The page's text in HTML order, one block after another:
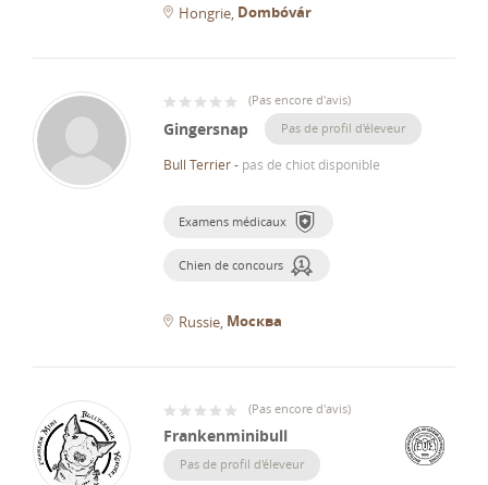
Hongrie Dombóvár
(Pas encore d'avis)
Gingersnap Pas de profil d'éleveur
Bull Terrier- pas de chiot disponible
Examens médicaux
Chien de concours
Russie Москва
(Pas encore d'avis)
Frankenminibull
Pas de profil d'éleveur